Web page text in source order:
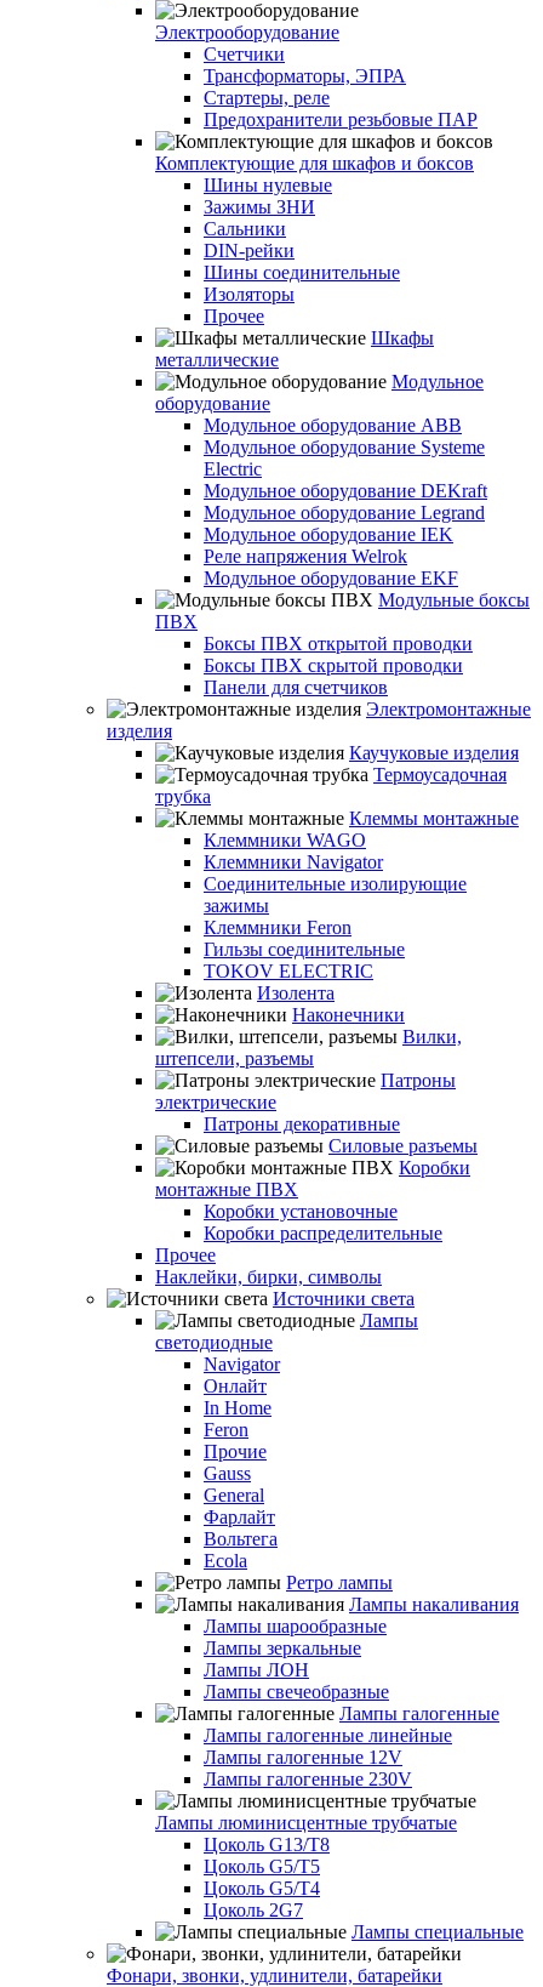
Электрооборудование
Счетчики
Трансформаторы, ЭПРА
Стартеры, реле
Предохранители резьбовые ПАР
Комплектующие для шкафов и боксов
Шины нулевые
Зажимы ЗНИ
Сальники
DIN-рейки
Шины соединительные
Изоляторы
Прочее
Шкафы
металлические
Модульное
оборудование
Модульное оборудование ABB
Модульное оборудование Systeme
Electric
Модульное оборудование DEKraft
Модульное оборудование Legrand
Модульное оборудование IEK
Реле напряжения Welrok
Модульное оборудование EKF
Модульные боксы
ПВХ
Боксы ПВХ открытой проводки
Боксы ПВХ скрытой проводки
Панели для счетчиков
Электромонтажные
изделия
Каучуковые изделия
Термоусадочная
трубка
Клеммы монтажные
Клеммники WAGO
Клеммники Navigator
Соединительные изолирующие
зажимы
Клеммники Feron
Гильзы соединительные
TOKOV ELECTRIC
Изолента
Наконечники
Вилки,
штепсели, разъемы
Патроны
электрические
Патроны декоративные
Силовые разъемы
Коробки
монтажные ПВХ
Коробки установочные
Коробки распределительные
Прочее
Наклейки, бирки, символы
Источники света
Лампы
светодиодные
Navigator
Онлайт
In Home
Feron
Прочие
Gauss
General
Фарлайт
Вольтега
Ecola
Ретро лампы
Лампы накаливания
Лампы шарообразные
Лампы зеркальные
Лампы ЛОН
Лампы свечеобразные
Лампы галогенные
Лампы галогенные линейные
Лампы галогенные 12V
Лампы галогенные 230V
Лампы люминисцентные трубчатые
Цоколь G13/T8
Цоколь G5/Т5
Цоколь G5/T4
Цоколь 2G7
Лампы специальные
Фонари, звонки, удлинители, батарейки